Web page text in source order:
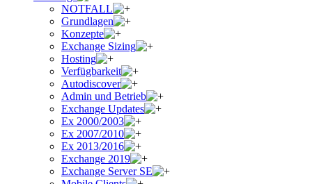
NOTFALL
Grundlagen
Konzepte
Exchange Sizing
Hosting
Verfügbarkeit
Autodiscover
Admin und Betrieb
Exchange Updates
Ex 2000/2003
Ex 2007/2010
Ex 2013/2016
Exchange 2019
Exchange Server SE